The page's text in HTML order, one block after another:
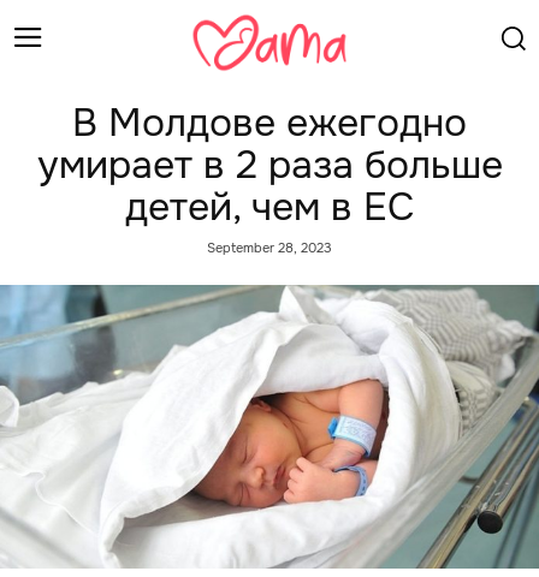
В Молдове ежегодно
умирает в 2 раза больше
детей, чем в ЕС
September 28, 2023